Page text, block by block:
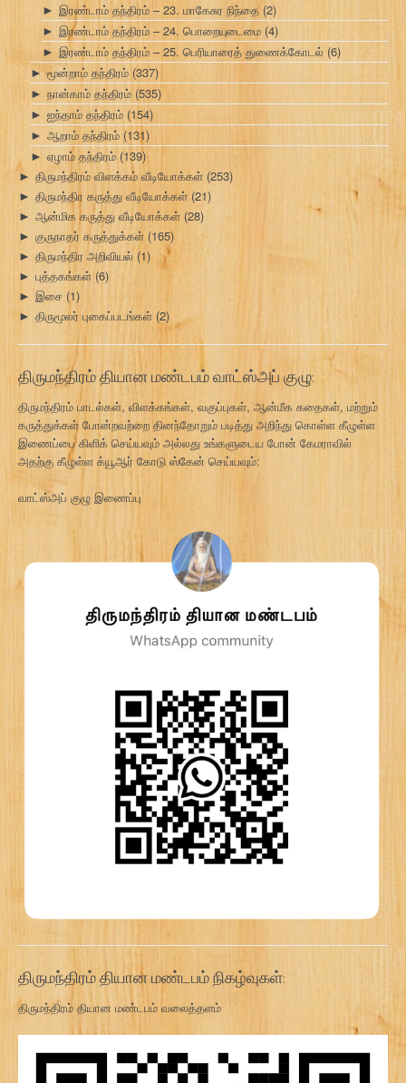
► இரண்டாம் தந்திரம் – 23. மாகேசுர நிந்தை (2)
► இரண்டாம் தந்திரம் – 24. பொறையுடைமை (4)
► இரண்டாம் தந்திரம் – 25. பெரியாரைத் துணைக்கோடல் (6)
► மூன்றாம் தந்திரம் (337)
► நான்காம் தந்திரம் (535)
► ஐந்தாம் தந்திரம் (154)
► ஆறாம் தந்திரம் (131)
► ஏழாம் தந்திரம் (139)
► திருமந்திரம் விளக்கம் வீடியோக்கள் (253)
► திருமந்திர கருத்து வீடியோக்கள் (21)
► ஆன்மிக கருத்து வீடியோக்கள் (28)
► குருநாதர் கருத்துக்கள் (165)
► திருமந்திர அறிவியல் (1)
► புத்தகங்கள் (6)
► இசை (1)
► திருமூலர் புகைப்படங்கள் (2)
திருமந்திரம் தியான மண்டபம் வாட்ஸ்அப் குழு:
திருமந்திரம் பாடல்கள், விளக்கங்கள், வகுப்புகள், ஆன்மீக கதைகள், மற்றும்
கருத்துக்கள் போன்றவற்றை தினந்தோறும் படித்து அறிந்து கொள்ள கீழுள்ள
இணைப்பை கிளிக் செய்யவும் அல்லது உங்களுடைய போன் கேமராவில்
அதற்கு கீழுள்ள க்யூஆர் கோடு ஸ்கேன் செய்யவும்:
வாட்ஸ்அப் குழு இணைப்பு
திருமந்திரம் தியான மண்டபம் நிகழ்வுகள்:
திருமந்திரம் தியான மண்டபம் வலைத்தளம்